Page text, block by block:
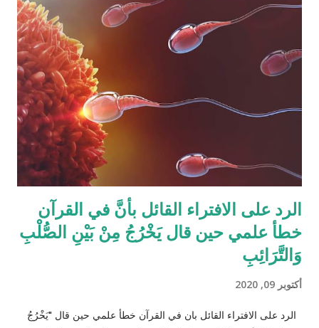
القرآن الكريم مقدار حصص الوارثين المحتمل وجودهم على الغالب
أثناء تقسيم الميراث، فمثلاً ترث الأخت نصف مقدار الأخ الشقيق ولكن
هناك الكثير من الاحتمالات لوجود عدة أنواع من الورثة في نفس الوقت
مثل (أخ، أخت، عّم، جد حفيد وكذا) وبطبيعة الحال ليس من المعقول
افتراض تفصيل آيات القرآن الكريم لكل الحالات التي فيها تراكيب
مختلفة من الوارثين، وإلِّا لصار القرآن مُجَلَّدات من الحسابات
الرد على الافتراء القائل بأنَّ في القرآن
خطأ علمي حين قال يَخْرُجُ مِنْ بَيْنِ الصُّلْبِ
وَالتَّرَائِبِ
أكتوبر 09, 2020
الرد على الافتراء القائل بان في القرآن خطأ علمي حين قال "يَخْرُجُ